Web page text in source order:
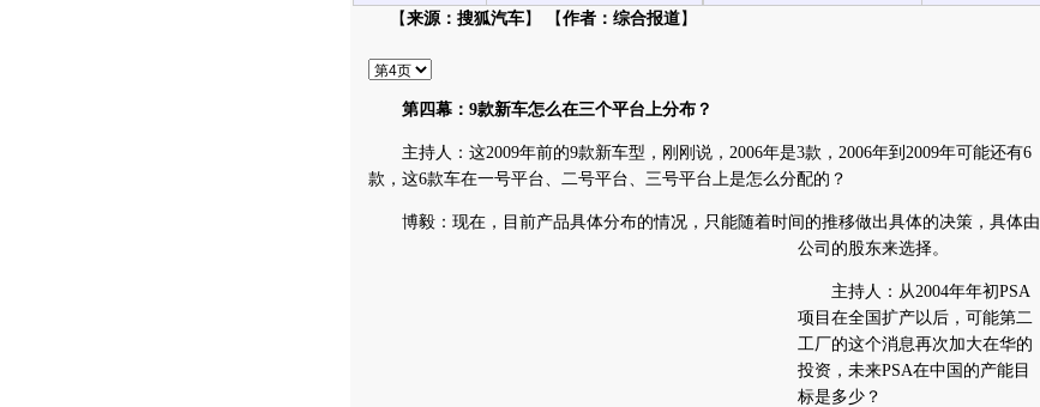
【来源：搜狐汽车】 【作者：综合报道】
第四幕：9款新车怎么在三个平台上分布？
主持人：这2009年前的9款新车型，刚刚说，2006年是3款，2006年到2009年可能还有6
款，这6款车在一号平台、二号平台、三号平台上是怎么分配的？
博毅：现在，目前产品具体分布的情况，只能随着时间的推移做出具体的决策，具体由
公司的股东来选择。
主持人：从2004年年初PSA
项目在全国扩产以后，可能第二
工厂的这个消息再次加大在华的
投资，未来PSA在中国的产能目
标是多少？